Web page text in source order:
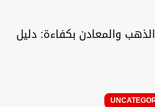
والمعادن بكفاءة: دليل